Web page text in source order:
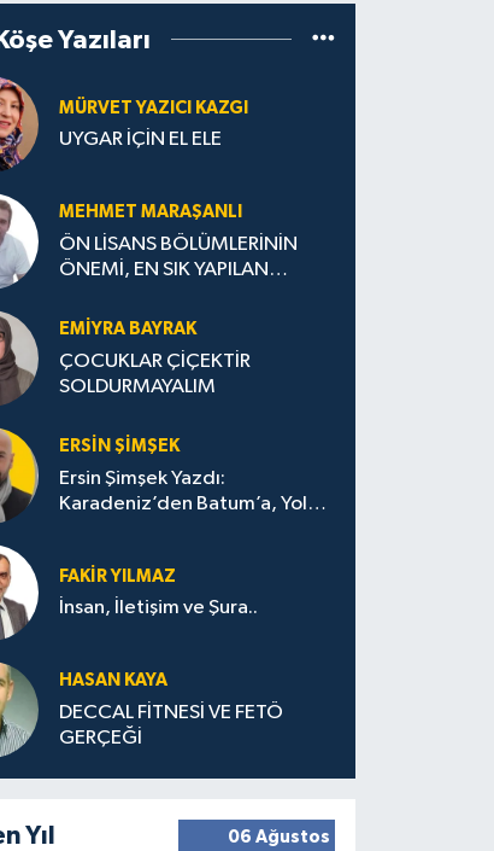
Yazıları
MÜRVET YAZICI KAZGI
UYGAR İÇİN EL ELE
MEHMET MARAŞANLI
ÖN LİSANS BÖLÜMLERİNİN
ÖNEMİ, EN SIK YAPILAN
STRATEJİLERİ
EMIYRA BAYRAK
ÇOCUKLAR ÇİÇEKTİR
SOLDURMAYALIM
ERSIN ŞIMŞEK
Ersin Şimşek Yazdı:
Karadeniz’den Batum’a, Yolun
FAKIR YILMAZ
İnsan, İletişim ve Şura..
HASAN KAYA
DECCAL FİTNESİ VE FETÖ
GERÇEĞİ
Yıl
06 Ağustos